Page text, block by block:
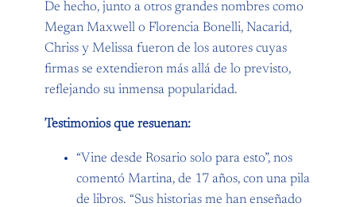
De hecho, junto a otros grandes nombres como
Megan Maxwell o Florencia Bonelli, Nacarid,
Chriss y Melissa fueron de los autores cuyas
firmas se extendieron más allá de lo previsto,
reflejando su inmensa popularidad.
Testimonios que resuenan:
“Vine desde Rosario solo para esto”, nos
comentó Martina, de 17 años, con una pila
de libros. “Sus historias me han enseñado